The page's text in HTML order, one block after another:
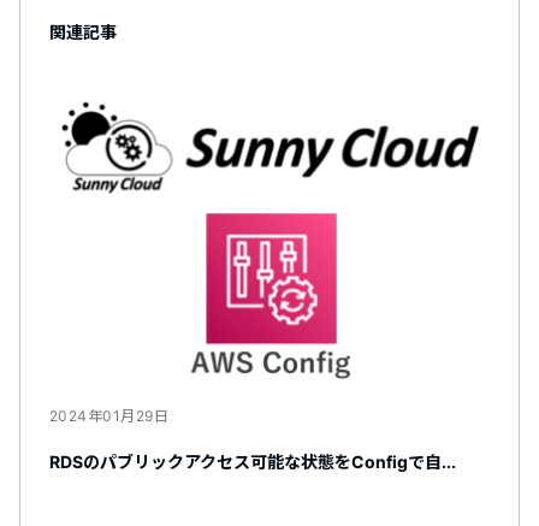
関連記事
2024年01月29日
RDSのパブリックアクセス可能な状態をConfigで自...